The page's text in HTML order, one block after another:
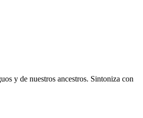
y de nuestros ancestros. Sintoniza con